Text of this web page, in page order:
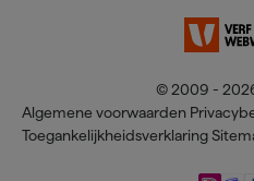
© 2009 -
Algemene voorwaarden
Toegankelijkheidsverklaring